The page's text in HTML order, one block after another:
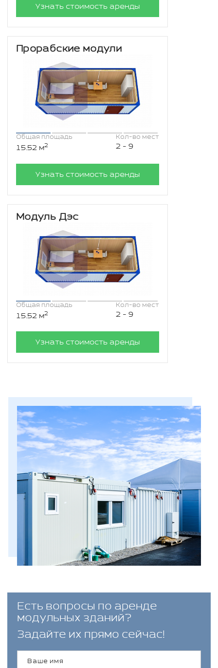
Узнать стоимость аренды
Прорабские модули
Общая площадь
15.52 м2
Кол-во мест
2 - 9
Узнать стоимость аренды
Модуль Дэс
Общая площадь
15.52 м2
Кол-во мест
2 - 9
Узнать стоимость аренды
Есть вопросы по аренде
модульных зданий?
Задайте их прямо сейчас!